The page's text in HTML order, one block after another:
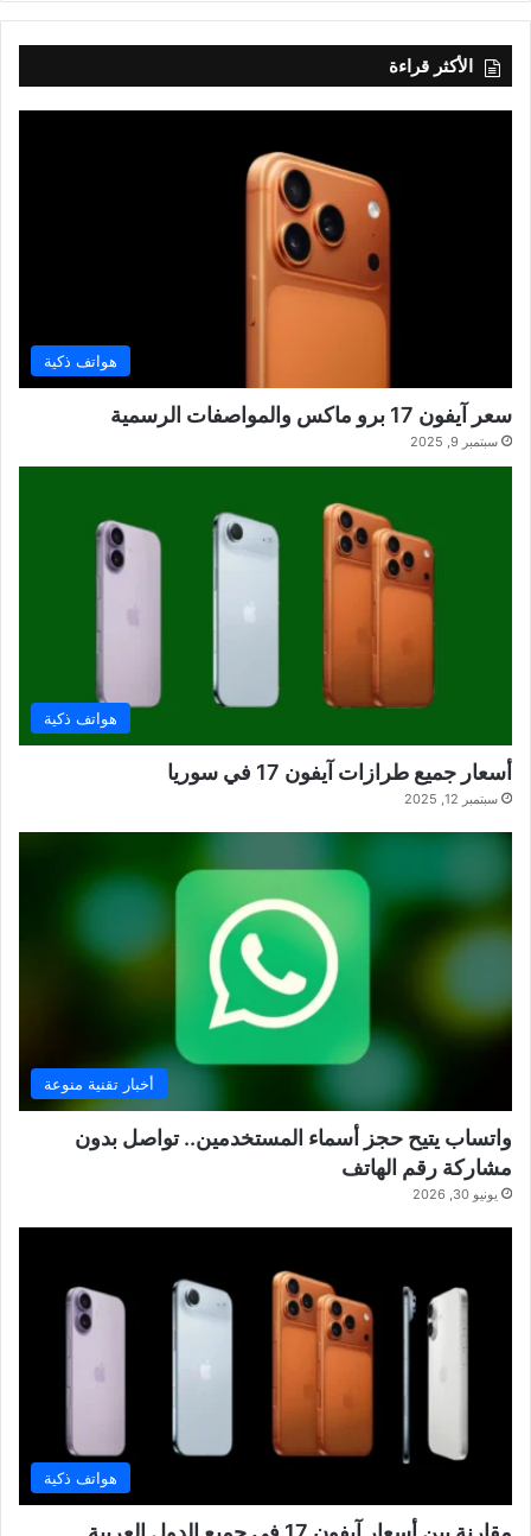
الأكثر قراءة
هواتف ذكية
سعر آيفون 17 برو ماكس والمواصفات الرسمية
سبتمبر 9, 2025
هواتف ذكية
أسعار جميع طرازات آيفون 17 في سوريا
سبتمبر 12, 2025
أخبار تقنية منوعة
واتساب يتيح حجز أسماء المستخدمين.. تواصل بدون
مشاركة رقم الهاتف
يونيو 30, 2026
هواتف ذكية